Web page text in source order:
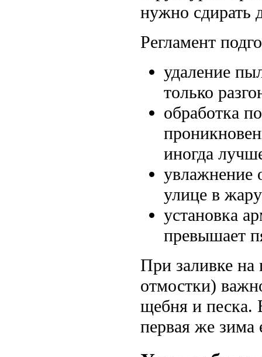
нужно сдирать
Регламент
удаление
только
обработка
иногда
увлажнение
улице в
установка
превышает
При заливке на
отмостки)
щебня и песка.
первая же зима